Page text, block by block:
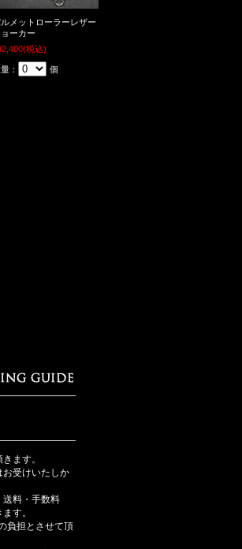
ルメットローラーレザー
ーカー
(税込)
： 個
ます。
お受けいたしか
送料・手数料
す。
負担とさせて頂